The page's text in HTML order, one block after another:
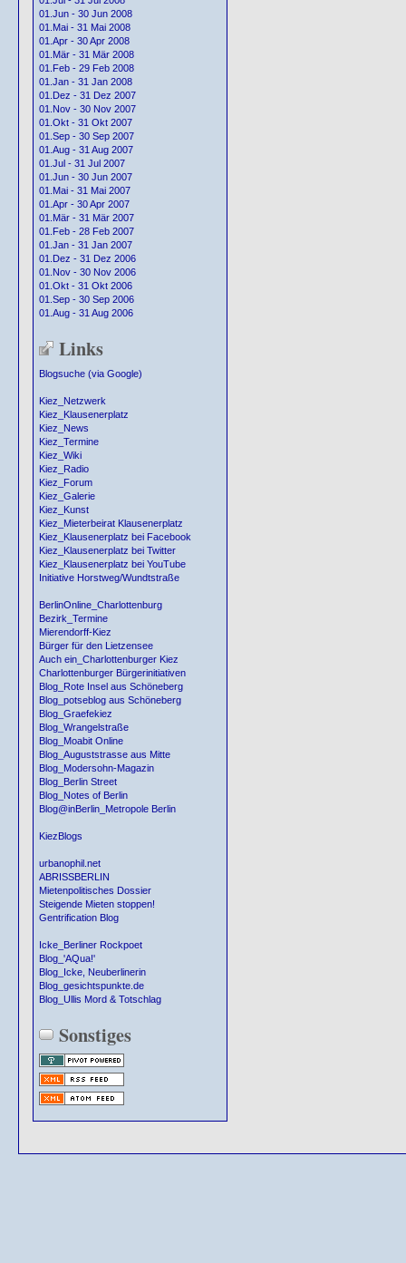
01.Jun - 30 Jun 2008
01.Mai - 31 Mai 2008
01.Apr - 30 Apr 2008
01.Mär - 31 Mär 2008
01.Feb - 29 Feb 2008
01.Jan - 31 Jan 2008
01.Dez - 31 Dez 2007
01.Nov - 30 Nov 2007
01.Okt - 31 Okt 2007
01.Sep - 30 Sep 2007
01.Aug - 31 Aug 2007
01.Jul - 31 Jul 2007
01.Jun - 30 Jun 2007
01.Mai - 31 Mai 2007
01.Apr - 30 Apr 2007
01.Mär - 31 Mär 2007
01.Feb - 28 Feb 2007
01.Jan - 31 Jan 2007
01.Dez - 31 Dez 2006
01.Nov - 30 Nov 2006
01.Okt - 31 Okt 2006
01.Sep - 30 Sep 2006
01.Aug - 31 Aug 2006
Links
Blogsuche (via Google)
Kiez_Netzwerk
Kiez_Klausenerplatz
Kiez_News
Kiez_Termine
Kiez_Wiki
Kiez_Radio
Kiez_Forum
Kiez_Galerie
Kiez_Kunst
Kiez_Mieterbeirat Klausenerplatz
Kiez_Klausenerplatz bei Facebook
Kiez_Klausenerplatz bei Twitter
Kiez_Klausenerplatz bei YouTube
Initiative Horstweg/Wundtstraße
BerlinOnline_Charlottenburg
Bezirk_Termine
Mierendorff-Kiez
Bürger für den Lietzensee
Auch ein_Charlottenburger Kiez
Charlottenburger Bürgerinitiativen
Blog_Rote Insel aus Schöneberg
Blog_potseblog aus Schöneberg
Blog_Graefekiez
Blog_Wrangelstraße
Blog_Moabit Online
Blog_Auguststrasse aus Mitte
Blog_Modersohn-Magazin
Blog_Berlin Street
Blog_Notes of Berlin
Blog@inBerlin_Metropole Berlin
KiezBlogs
urbanophil.net
ABRISSBERLIN
Mietenpolitisches Dossier
Steigende Mieten stoppen!
Gentrification Blog
Icke_Berliner Rockpoet
Blog_'AQua!'
Blog_Icke, Neuberlinerin
Blog_gesichtspunkte.de
Blog_Ullis Mord & Totschlag
Sonstiges